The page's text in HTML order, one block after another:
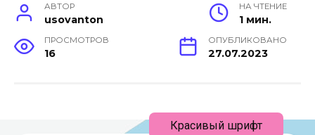
АВТОР
usovanton
НА ЧТЕНИЕ
1 мин.
ПРОСМОТРОВ
16
ОПУБЛИКОВАНО
27.07.2023
Красивый шрифт